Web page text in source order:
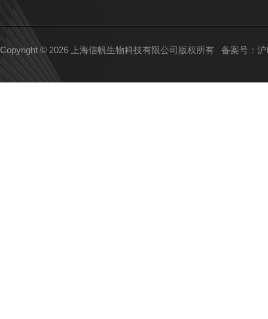
Copyright © 2026 上海信帆生物科技有限公司版权所有 备案号：